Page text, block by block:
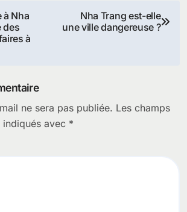
à Nha
des
à
Nha Trang est-elle
une ville dangereuse ?
ne sera pas publiée. Les champs
avec *